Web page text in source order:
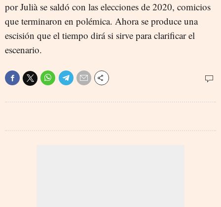
por Julià se saldó con las elecciones de 2020, comicios
que terminaron en polémica. Ahora se produce una
escisión que el tiempo dirá si sirve para clarificar el
escenario.